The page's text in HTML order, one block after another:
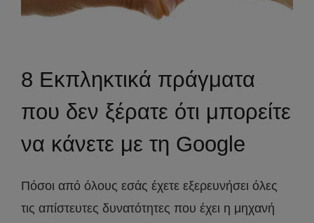
8 Εκπληκτικά πράγματα
που δεν ξέρατε ότι μπορείτε
να κάνετε με τη Google
Πόσοι από όλους εσάς έχετε εξερευνήσει όλες
τις απίστευτες δυνατότητες που έχει η μηχανή